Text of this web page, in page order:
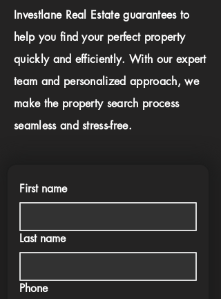
Investlane Real Estate guarantees to
help you find your perfect property
quickly and efficiently. With our expert
team and personalized approach, we
make the property search process
seamless and stress-free.
First name
Last name
Phone